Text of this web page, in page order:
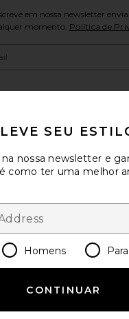
em nossa newsletter
momento. Política de
Change Country
A MELHORAR!
sobre seu acesso.
SEU
na nossa newsletter e
como ter uma melhor
Homens
CONTINUAR